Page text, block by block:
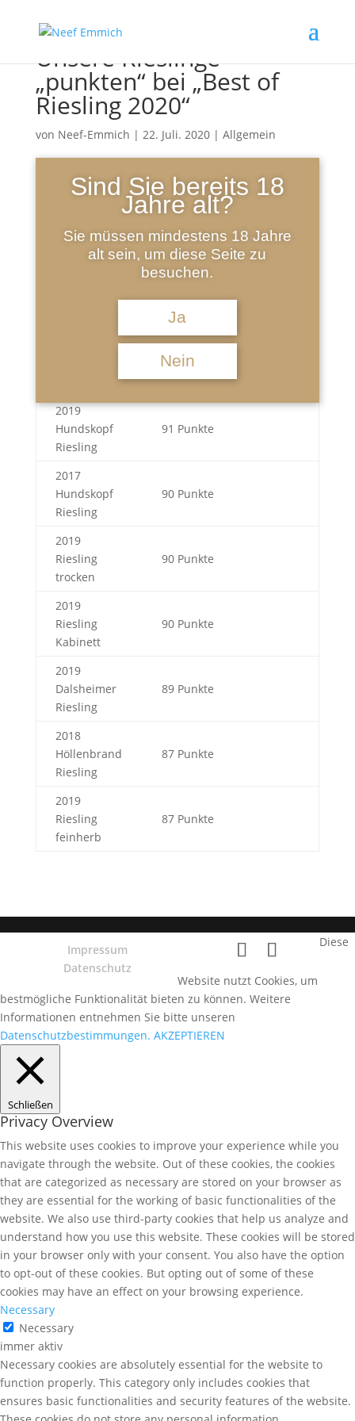
Unsere Rieslinge
„punkten“ bei „Best of
Riesling 2020“
von Neef-Emmich | 22. Juli. 2020| Allgemein
Dieses Jahr zeichnete der weltweit größte
internationale Riesling-Wettbewerb die besten
Weine im Rahmen einer virtuellen Preisverleihung
Insgesamt wurden 2.017 Weine aus allen großen
und bedeutenden Riesling-Anbaugebieten der Welt
verkostet und bewertet.
Unsere Rieslinge wurden mit hohen Punktzahlen
2019
Hundskopf
Riesling
91 Punkte
2017
Hundskopf
Riesling
90 Punkte
2019
Riesling
trocken
90 Punkte
2019
Riesling
Kabinett
90 Punkte
2019
Dalsheimer
Riesling
89 Punkte
2018
Höllenbrand
Riesling
87 Punkte
2019
Riesling
feinherb
87 Punkte
Impressum
Datenschutz
Diese
Website nutzt Cookies, um
bestmögliche Funktionalität bieten zu können. Weitere
Informationen entnehmen Sie bitte unseren
Datenschutzbestimmungen. AKZEPTIEREN
Schließen
Privacy Overview
This website uses cookies to improve your experience while you
navigate through the website. Out of these cookies, the cookies
that are categorized as necessary are stored on your browser as
they are essential for the working of basic functionalities of the
website. We also use third-party cookies that help us analyze and
understand how you use this website. These cookies will be stored
in your browser only with your consent. You also have the option
to opt-out of these cookies. But opting out of some of these
cookies may have an effect on your browsing experience.
Necessary
Necessary
immer aktiv
Necessary cookies are absolutely essential for the website to
function properly. This category only includes cookies that
ensures basic functionalities and security features of the website.
Sind Sie bereits 18
Jahre alt?
Sie müssen mindestens 18 Jahre
alt sein, um diese Seite zu
besuchen.
Ja
Nein